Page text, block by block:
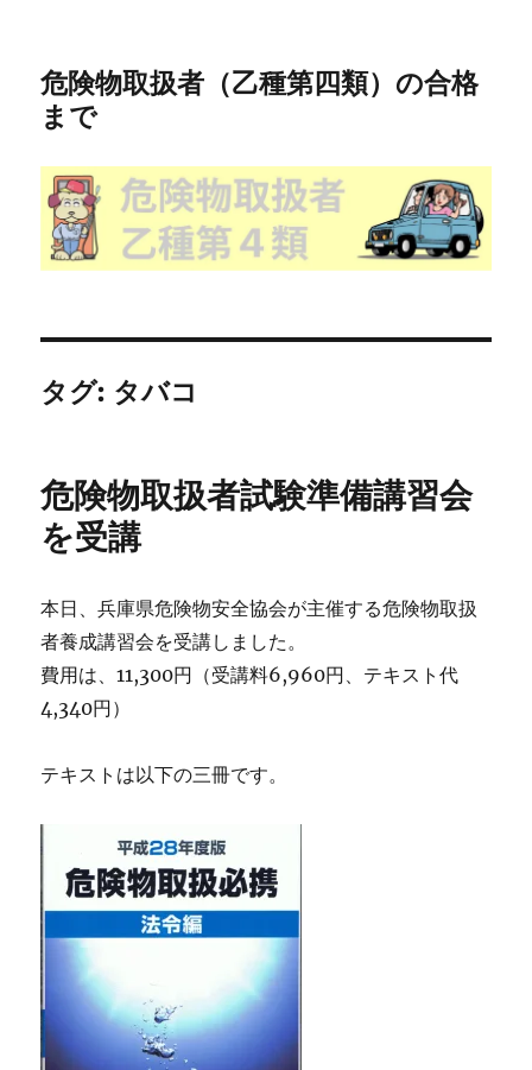
危険物取扱者（乙種第四類）の合格
まで
タグ: タバコ
危険物取扱者試験準備講習会
を受講
本日、兵庫県危険物安全協会が主催する危険物取扱
者養成講習会を受講しました。
費用は、11,300円（受講料6,960円、テキスト代
4,340円）
テキストは以下の三冊です。